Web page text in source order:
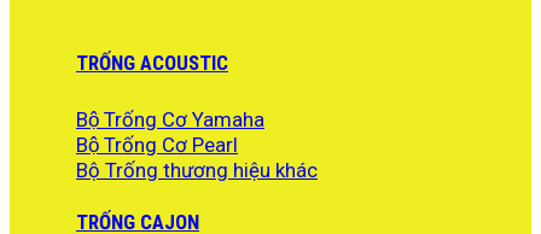
TRỐNG ACOUSTIC
Bộ Trống Cơ Yamaha
Bộ Trống Cơ Pearl
Bộ Trống thương hiệu khác
TRỐNG CAJON